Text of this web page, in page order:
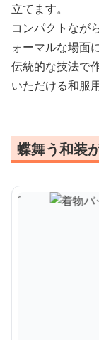
立てます。
コンパクトなが
ォーマルな場面
伝統的な技法で
いただける和服
蝶舞う和装